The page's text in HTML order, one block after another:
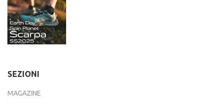
SEZIONI
MAGAZINE